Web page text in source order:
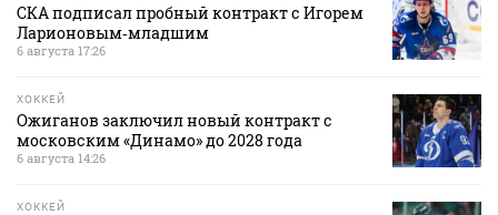
СКА подписал пробный контракт с Игорем
Ларионовым‑младшим
6 августа 17:26
ХОККЕЙ
Ожиганов заключил новый контракт с
московским «Динамо» до 2028 года
6 августа 14:26
ХОККЕЙ